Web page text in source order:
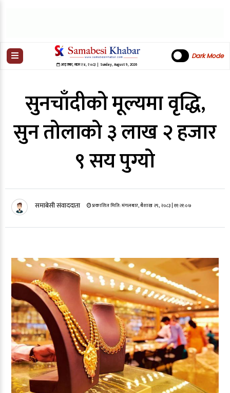
आइतबार,साउन २४,२०८३| Sunday, August 9, 2026
Dark Mode
सुनचाँदीको मूल्यमा वृद्धि,
सुन तोलाको ३ लाख २ हजार
९ सय पुग्यो
समाबेसी संवाददाता प्रकाशित मिति:मंगलबार, बैशाख २९, २०८३| ११:२१:०७